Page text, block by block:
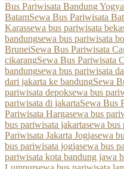
Bus Pariwisata Bandung
BatamSewa Bus Pariwisata
Karassewa bus pariwisata
bandungsewa bus pariwisata
BruneiSewa Bus Pariwisata
cikarangSewa Bus Pariwisata
bandungsewa bus pariwisata
dari jakarta ke bandungSewa
pariwisata depoksewa bus
pariwisata di jakartaSewa Bus
Pariwisata Hargasewa bus
bus pariwisata jakartasewa bus
Pariwisata Jakarta Jogjasewa
bus pariwisata jogjasewa bus
pariwisata kota bandung jawa